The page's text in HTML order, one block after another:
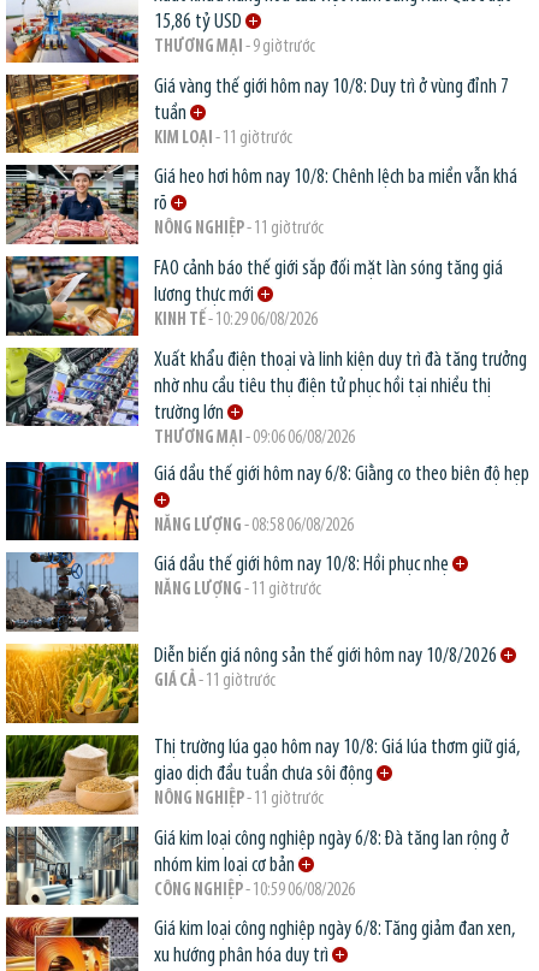
15,86 tỷ USD
THƯƠNG MẠI - 9 giờ trước
Giá vàng thế giới hôm nay 10/8: Duy trì ở vùng đỉnh 7
tuần
KIM LOẠI - 11 giờ trước
Giá heo hơi hôm nay 10/8: Chênh lệch ba miền vẫn khá
rõ
NÔNG NGHIỆP- 11 giờ trước
FAO cảnh báo thế giới sắp đối mặt làn sóng tăng giá
lương thực mới
KINH TẾ- 10:29 06/08/2026
Xuất khẩu điện thoại và linh kiện duy trì đà tăng trưởng
nhờ nhu cầu tiêu thụ điện tử phục hồi tại nhiều thị
trường lớn
THƯƠNG MẠI - 09:06 06/08/2026
Giá dầu thế giới hôm nay 6/8: Giằng co theo biên độ hẹp
NĂNG LƯỢNG - 08:58 06/08/2026
Giá dầu thế giới hôm nay 10/8: Hồi phục nhẹ
NĂNG LƯỢNG - 11 giờ trước
Diễn biến giá nông sản thế giới hôm nay 10/8/2026
GIÁ CẢ- 11 giờ trước
Thị trường lúa gạo hôm nay 10/8: Giá lúa thơm giữ giá,
giao dịch đầu tuần chưa sôi động
NÔNG NGHIỆP- 11 giờ trước
Giá kim loại công nghiệp ngày 6/8: Đà tăng lan rộng ở
nhóm kim loại cơ bản
CÔNG NGHIỆP- 10:59 06/08/2026
Giá kim loại công nghiệp ngày 6/8: Tăng giảm đan xen,
xu hướng phân hóa duy trì